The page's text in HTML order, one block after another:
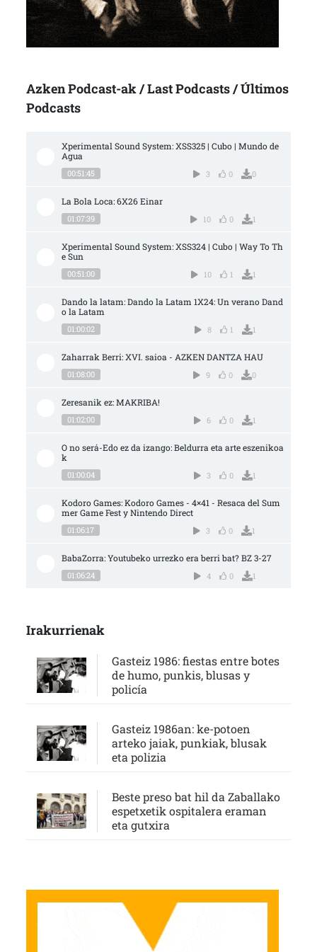
Azken Podcast-ak / Last Podcasts / Últimos
Podcasts
Xperimental Sound System: XSS325 | Cubo | Mundo de
Agua
00:51:45 3 0 0
La Bola Loca: 6X26 Einar
01:07:39 10 0 1
Xperimental Sound System: XSS324 | Cubo | Way To Th
e Sun
00:51:00 10 1 1
Dando la latam: Dando la Latam 1X24: Un verano Dand
o la Latam
01:00:02 8 1 1
Zaharrak Berri: XVI. saioa - AZKEN DANTZA HAU
01:08:00 9 0 0
Zeresanik ez: MAKRIBA!
01:02:00 6 0 1
O no será-Edo ez da izango: Beldurra eta arte eszenikoa
k
01:00:04 3 0 1
Kodoro Games: Kodoro Games - 4×41 - Resaca del Sum
mer Game Fest y Nintendo Direct
01:06:17 3 0 1
BabaZorra: Youtubeko urrezko era berri bat? BZ 3-27
01:06:24 4 0 1
Irakurrienak
Gasteiz 1986: fiestas entre botes
de humo, punkis, blusas y
policía
Gasteiz 1986an: ke-potoen
arteko jaiak, punkiak, blusak
eta polizia
Beste preso bat hil da Zaballako
espetxetik ospitalera eraman
eta gutxira